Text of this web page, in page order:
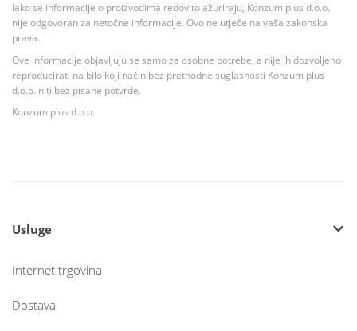
Iako se informacije o proizvodima redovito ažuriraju, Konzum plus d.o.o.
nije odgovoran za netočne informacije. Ovo ne utječe na vaša zakonska
prava.
Ove informacije objavljuju se samo za osobne potrebe, a nije ih dozvoljeno
reproducirati na bilo koji način bez prethodne suglasnosti Konzum plus
d.o.o. niti bez pisane potvrde.
Konzum plus d.o.o.
Usluge
Internet trgovina
Dostava